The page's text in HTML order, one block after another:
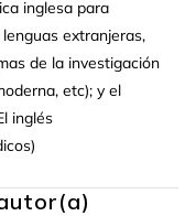
inglesa para
extranjeras,
de la investigación
etc); y el
inglés